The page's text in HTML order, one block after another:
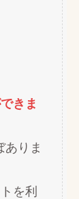
きま
りま
を利